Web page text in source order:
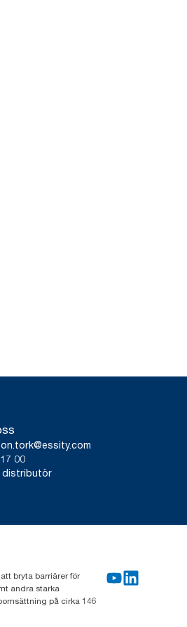
00
distributör
bryta barriärer för
andra starka
på cirka 146